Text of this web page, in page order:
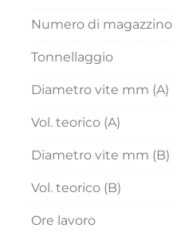
Numero di magazzino
Tonnellaggio
Diametro vite mm (A)
Vol. teorico (A)
Diametro vite mm (B)
Vol. teorico (B)
Ore lavoro